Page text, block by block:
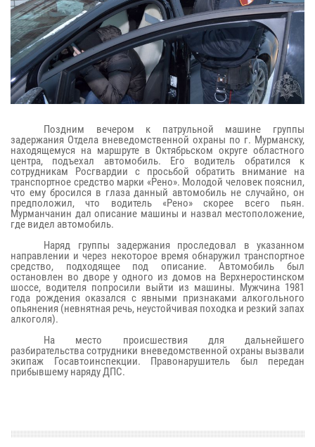
Поздним вечером к патрульной машине группы
задержания Отдела вневедомственной охраны по г. Мурманску,
находящемуся на маршруте в Октябрьском округе областного
центра, подъехал автомобиль. Его водитель обратился к
сотрудникам Росгвардии с просьбой обратить внимание на
транспортное средство марки «Рено». Молодой человек пояснил,
что ему бросился в глаза данный автомобиль не случайно, он
предположил, что водитель «Рено» скорее всего пьян.
Мурманчанин дал описание машины и назвал местоположение,
где видел автомобиль.
Наряд группы задержания проследовал в указанном
направлении и через некоторое время обнаружил транспортное
средство, подходящее под описание. Автомобиль был
остановлен во дворе у одного из домов на Верхнеростинском
шоссе, водителя попросили выйти из машины. Мужчина 1981
года рождения оказался с явными признаками алкогольного
опьянения (невнятная речь, неустойчивая походка и резкий запах
алкоголя).
На место происшествия для дальнейшего
разбирательства сотрудники вневедомственной охраны вызвали
экипаж Госавтоинспекции. Правонарушитель был передан
прибывшему наряду ДПС.